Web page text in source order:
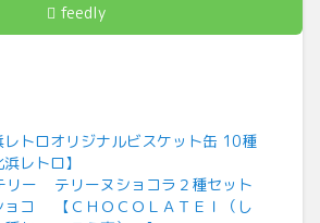
feedly
レトロオリジナルビスケット缶 10種
浜レトロ】
テリーヌショコラ２種セット
【ＣＨＯＣＯＬＡＴＥＩ（し